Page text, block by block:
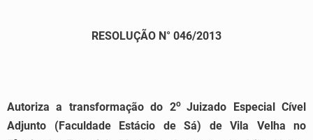
RESOLUÇÃO N° 046/2013
Autoriza a transformação do 2o Juizado Especial Cível
Adjunto (Faculdade Estácio de Sá) de Vila Velha no